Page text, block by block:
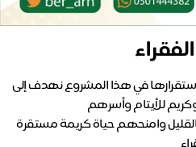
في هذا المشروع نهدف إلى